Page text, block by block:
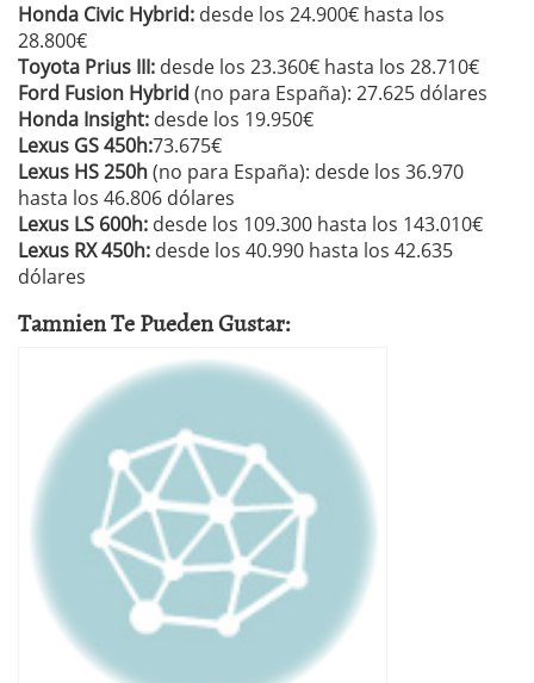
Honda Civic Hybrid: desde los 24.900€ hasta los
28.800€
Toyota Prius III: desde los 23.360€ hasta los 28.710€
Ford Fusion Hybrid (no para España): 27.625 dólares
Honda Insight: desde los 19.950€
Lexus GS 450h:73.675€
Lexus HS 250h(no para España): desde los 36.970
hasta los 46.806 dólares
Lexus LS 600h: desde los 109.300 hasta los 143.010€
Lexus RX 450h: desde los 40.990 hasta los 42.635
dólares
Tamnien Te Pueden Gustar: